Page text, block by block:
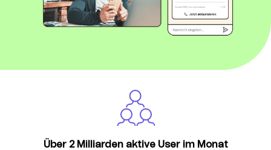
Über 2 Milliarden aktive User im Monat